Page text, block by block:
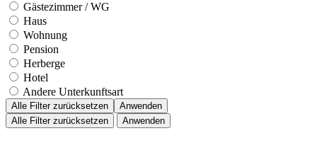
Gästezimmer / WG
Haus
Wohnung
Pension
Herberge
Hotel
Andere Unterkunftsart
Alle Filter zurücksetzen
Anwenden
Alle Filter zurücksetzen
Anwenden